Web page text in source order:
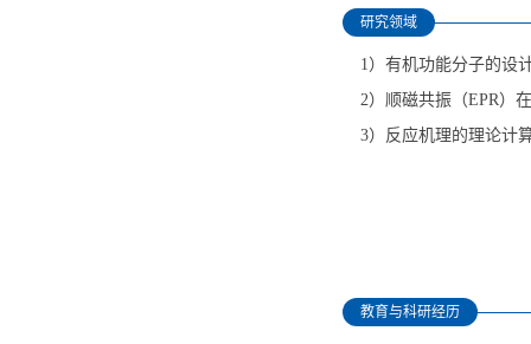
研究领域
1）有机功能分子的设
2）顺磁共振（EPR）
3）反应机理的理论计
教育与科研经历